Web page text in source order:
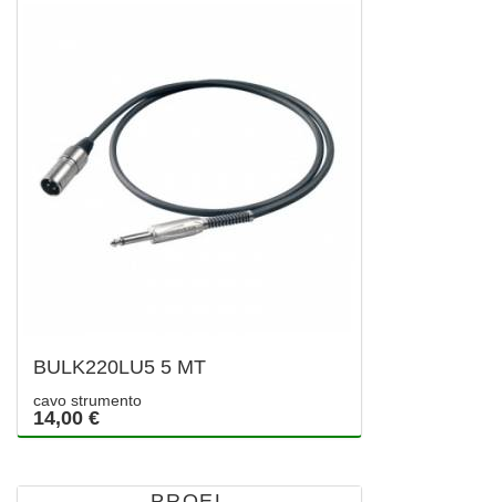
BULK220LU5 5 MT
cavo strumento
14,00 €